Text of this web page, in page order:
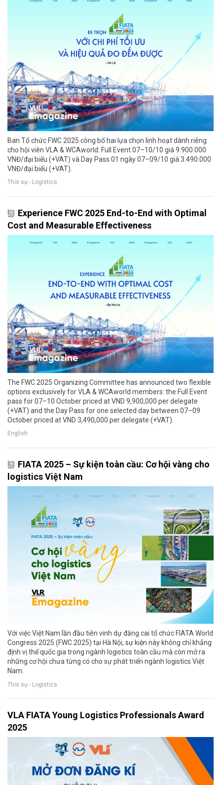
Ban Tổ chức FWC 2025 công bố hai lựa chọn linh hoạt dành riêng
cho hội viên VLA & WCAworld: Full Event 07–10/10 giá 9.900.000
VNĐ/đại biểu (+VAT) và Day Pass 01 ngày 07–09/10 giá 3.490.000
VNĐ/đại biểu (+VAT).
Thời sự - Logistics
Experience FWC 2025 End-to-End with Optimal
Cost and Measurable Effectiveness
The FWC 2025 Organizing Committee has announced two flexible
options exclusively for VLA & WCAworld members: the Full Event
pass for 07–10 October priced at VND 9,900,000 per delegate
(+VAT) and the Day Pass for one selected day between 07–09
October priced at VND 3,490,000 per delegate (+VAT).
English
FIATA 2025 – Sự kiện toàn cầu: Cơ hội vàng cho
logistics Việt Nam
Với việc Việt Nam lần đầu tiên vinh dự đăng cai tổ chức FIATA World
Congress 2025 (FWC 2025) tại Hà Nội, sự kiện này không chỉ khẳng
định vị thế quốc gia trong ngành logistics toàn cầu mà còn mở ra
những cơ hội chưa từng có cho sự phát triển ngành logistics Việt
Nam.
Thời sự - Logistics
VLA FIATA Young Logistics Professionals Award
2025